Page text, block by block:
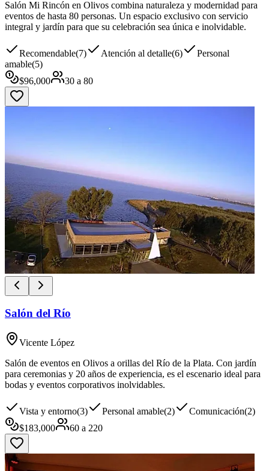
Salón Mi Rincón en Olivos combina naturaleza y modernidad para
eventos de hasta 80 personas. Un espacio exclusivo con servicio
integral y jardín para que su celebración sea única e inolvidable.
Recomendable(7) Atención al detalle(6)
Personal
amable(5)
$96,000 30 a 80
Salón del Río
Vicente López
Salón de eventos en Olivos a orillas del Río de la Plata. Con jardín
para ceremonias y 20 años de experiencia, es el escenario ideal para
bodas y eventos corporativos inolvidables.
Vista y entorno(3) Personal amable(2) Comunicación(2)
$183,000 60 a 220